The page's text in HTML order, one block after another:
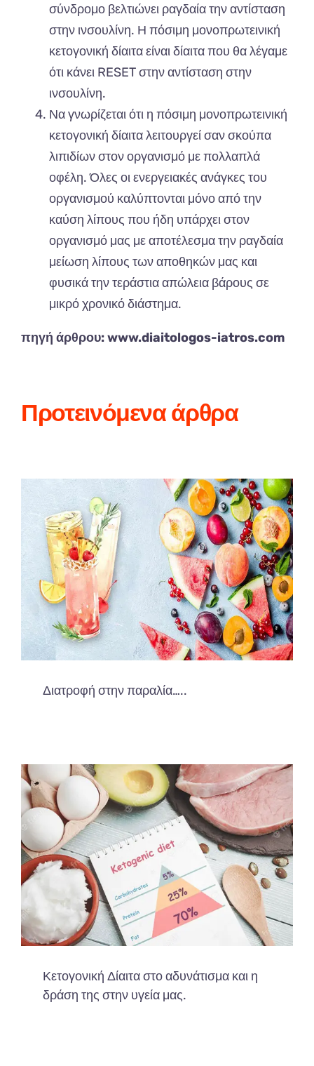
σύνδρομο βελτιώνει ραγδαία την αντίσταση
στην ινσουλίνη. Η πόσιμη μονοπρωτεινική
κετογονική δίαιτα είναι δίαιτα που θα λέγαμε
ότι κάνει RESET στην αντίσταση στην
ινσουλίνη.
Να γνωρίζεται ότι η πόσιμη μονοπρωτεινική
κετογονική δίαιτα λειτουργεί σαν σκούπα
λιπιδίων στον οργανισμό με πολλαπλά
οφέλη. Όλες οι ενεργειακές ανάγκες του
οργανισμού καλύπτονται μόνο από την
καύση λίπους που ήδη υπάρχει στον
οργανισμό μας με αποτέλεσμα την ραγδαία
μείωση λίπους των αποθηκών μας και
φυσικά την τεράστια απώλεια βάρους σε
μικρό χρονικό διάστημα.
πηγή άρθρου: www.diaitologos-iatros.com
Προτεινόμενα άρθρα
Διατροφή στην παραλία…..
Κετογονική Δίαιτα στο αδυνάτισμα και η
δράση της στην υγεία μας.